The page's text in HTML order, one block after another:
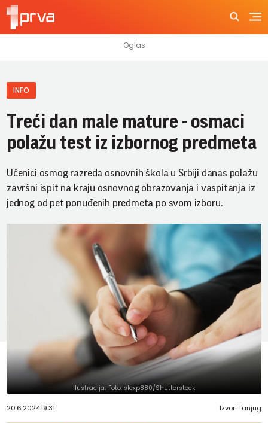
INFO
Treći dan male mature - osmaci
polažu test iz izbornog predmeta
Učenici osmog razreda osnovnih škola u Srbiji danas polažu
završni ispit na kraju osnovnog obrazovanja i vaspitanja iz
jednog od pet ponuđenih predmeta po svom izboru.
Ilustracija; Foto: slexp880/Shutterstock
20.6.2024.|9:31 Izvor: Tanjug